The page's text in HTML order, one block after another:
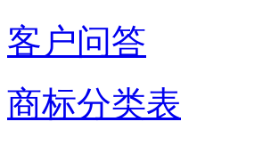
客户问答
商标分类表